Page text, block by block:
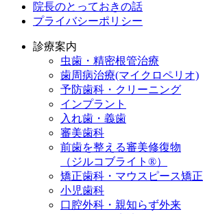
院長のとっておきの話
プライバシーポリシー
診療案内
虫歯・精密根管治療
歯周病治療(マイクロペリオ)
予防歯科・クリーニング
インプラント
入れ歯・義歯
審美歯科
前歯を整える審美修復物
（ジルコブライト®）
矯正歯科・マウスピース矯正
小児歯科
口腔外科・親知らず外来